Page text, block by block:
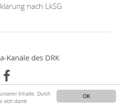
OK
Inhalte. Durch
sich damit
nach LkSG
Kanäle des DRK